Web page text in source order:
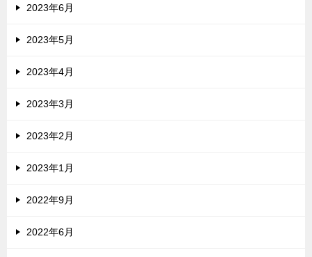
2023年6月
2023年5月
2023年4月
2023年3月
2023年2月
2023年1月
2022年9月
2022年6月